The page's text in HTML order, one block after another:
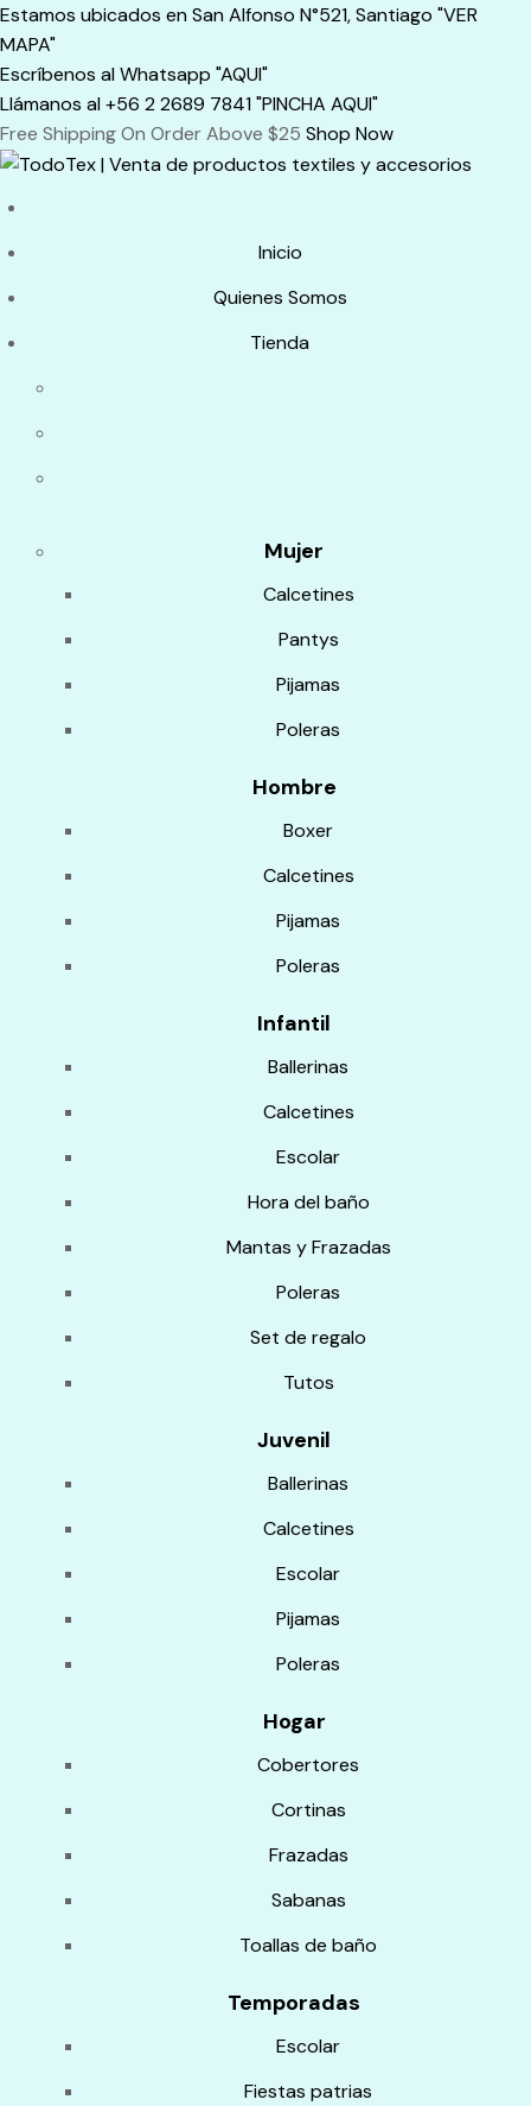
Skip
to
content
Estamos ubicados en San Alfonso N°521, Santiago "VER
MAPA"
Escríbenos al Whatsapp "AQUI"
Llámanos al +56 2 2689 7841 "PINCHA AQUI"
Free Shipping On Order Above $25 Shop Now
Inicio
Quienes Somos
Tienda
Mujer
Calcetines
Pantys
Pijamas
Poleras
Hombre
Boxer
Calcetines
Pijamas
Poleras
Infantil
Ballerinas
Calcetines
Escolar
Hora del baño
Mantas y Frazadas
Poleras
Set de regalo
Tutos
Juvenil
Ballerinas
Calcetines
Escolar
Pijamas
Poleras
Hogar
Cobertores
Cortinas
Frazadas
Sabanas
Toallas de baño
Temporadas
Escolar
Fiestas patrias